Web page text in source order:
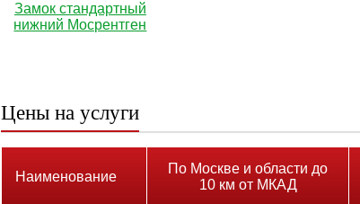
Замок стандартный
нижний Мосрентген
Цены на услуги
Наименование
По Москве и области до
10 км от МКАД